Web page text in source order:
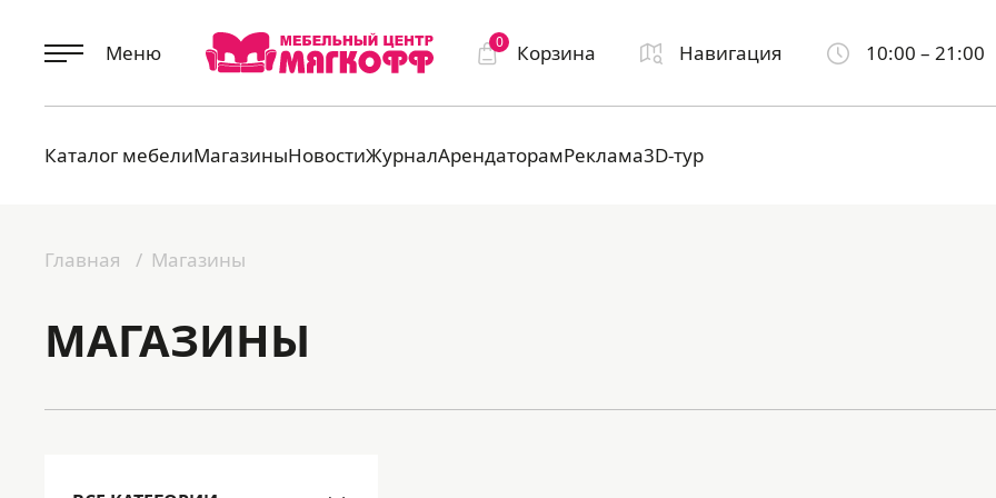
Меню 0 Корзина Навигация 10:00 – 21:00
Каталог мебелиМагазиныНовостиЖурналАрендаторамРеклама3D-тур
Главная Магазины
МАГАЗИНЫ